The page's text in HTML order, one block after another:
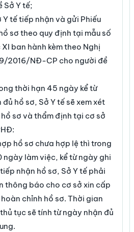
Sở Y tế;
Y tế tiếp nhận và gửi Phiếu
sơ theo quy định tại mẫu số
ban hành kèm theo Nghị
2016/NĐ-CP cho người đề
thời hạn 45 ngày kể từ
hồ sơ, Sở Y tế sẽ xem xét
sơ và thẩm định tại cơ sở
hồ sơ chưa hợp lệ thì trong
ngày làm việc, kể từ ngày ghi
nhận hồ sơ, Sở Y tế phải
thông báo cho cơ sở xin cấp
chỉnh hồ sơ. Thời gian
tục sẽ tính từ ngày nhận đủ